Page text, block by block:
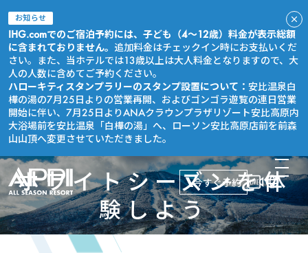
お知らせ
IHG.comでのご宿泊予約には、子ども（4～12歳）料金が表示総額
に含まれておりません。 追加料金はチェックイン時にお支払いくだ
さい。また、当ホテルでは13歳以上は大人料金となりますので、大
人の人数に含めてご予約ください。
ハローキティスタンプラリーのスタンプ設置について： 安比温泉白
樺の湯の7月25日よりの営業再開、およびゴンゴラ遊覧の連日営業
開始に伴い、7月25日よりANAクラウンプラザリゾート安比高原内
大浴場前を安比温泉「白樺の湯」へ、ローソン安比高原店前を前森
山山頂へ変更させていただきました。
今すぐ予約
ホワイトシーズンを体
験しよう